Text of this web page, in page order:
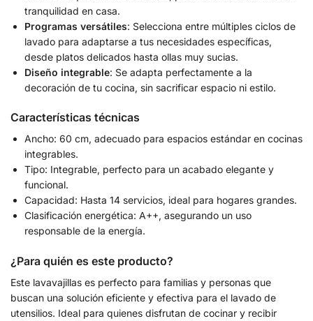
tranquilidad en casa.
Programas versátiles: Selecciona entre múltiples ciclos de
lavado para adaptarse a tus necesidades específicas,
desde platos delicados hasta ollas muy sucias.
Diseño integrable: Se adapta perfectamente a la
decoración de tu cocina, sin sacrificar espacio ni estilo.
Características técnicas
Ancho: 60 cm, adecuado para espacios estándar en cocinas
integrables.
Tipo: Integrable, perfecto para un acabado elegante y
funcional.
Capacidad: Hasta 14 servicios, ideal para hogares grandes.
Clasificación energética: A++, asegurando un uso
responsable de la energía.
¿Para quién es este producto?
Este lavavajillas es perfecto para familias y personas que
buscan una solución eficiente y efectiva para el lavado de
utensilios. Ideal para quienes disfrutan de cocinar y recibir